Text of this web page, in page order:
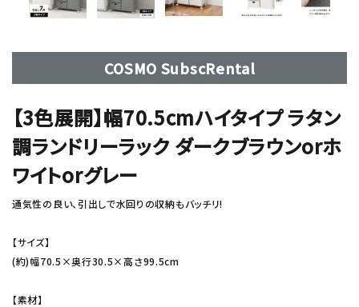
COSMO SubscRental
【3色展開】幅70.5cmハイタイプ ラタン
調ランドリーラック ダークブラウンorホ
ワイトorグレー
通気性の良い、引出しで水回りの収納もバッチリ!
【サイズ】
(約)幅70.5×奥行30.5×高さ99.5cm
【素材】